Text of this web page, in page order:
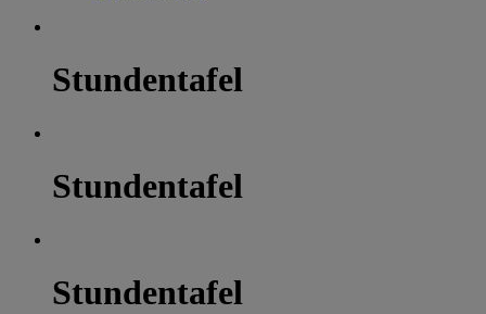
Stundentafel
Stundentafel
Stundentafel